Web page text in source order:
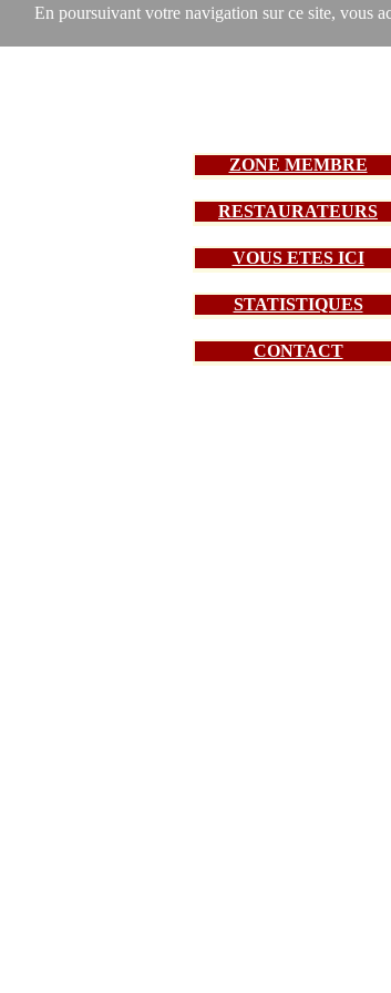
En poursuivant votre navigation sur ce site, vous
ZONE MEMBRE
RESTAURATEURS
VOUS ETES ICI
STATISTIQUES
CONTACT